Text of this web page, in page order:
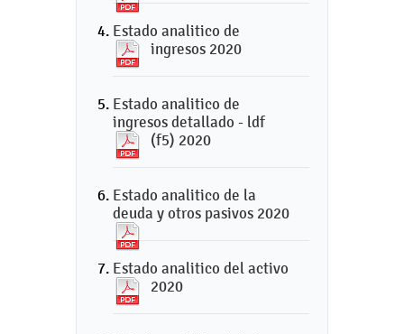
Estado analitico de
ingresos 2020
Estado analitico de
ingresos detallado - ldf
(f5) 2020
Estado analitico de la
deuda y otros pasivos 2020
Estado analitico del activo
2020